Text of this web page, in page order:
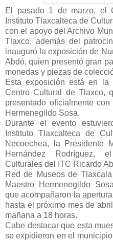
El pasado 1 de marzo, el
Instituto Tlaxcalteca de
con el apoyo del Archivo
Tlaxco, además del
inauguró la exposición de
Abdó, quien presentó gran
monedas y piezas de
Esta exposición está en la
Centro Cultural de Tlaxco,
presentado oficialmente
Hermenegildo Sosa.
Durante el evento
Instituto Tlaxcalteca de
Necoechea, la Presidente
Hernández Rodríguez,
Culturales del ITC Ricardo
Red de Museos de
Maestro Hermenegildo
que acompañaron la
hasta el próximo mes de
mañana a 18 horas.
Cabe destacar que esta
se expidieron en el